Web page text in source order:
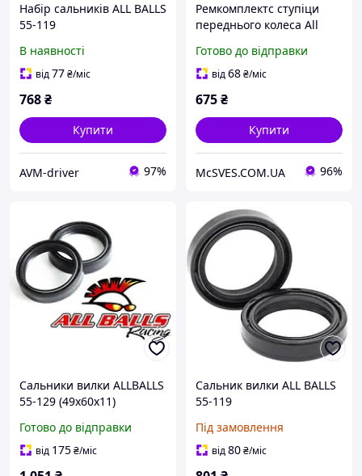
Набір сальників ALL BALLS
55-119
В наявності
від77₴/міс
768₴
Купити
AVM-driver 97%
Ремкомплектс ступіци
переднього колеса All
Готово до відправки
від68₴/міс
675₴
Купити
McSVES.COM.UA 96%
Сальники вилки ALLBALLS
55-129 (49х60х11)
Готово до відправки
від 175₴/міс
Сальник вилки ALL BALLS
55-119
Під замовлення
від80₴/міс